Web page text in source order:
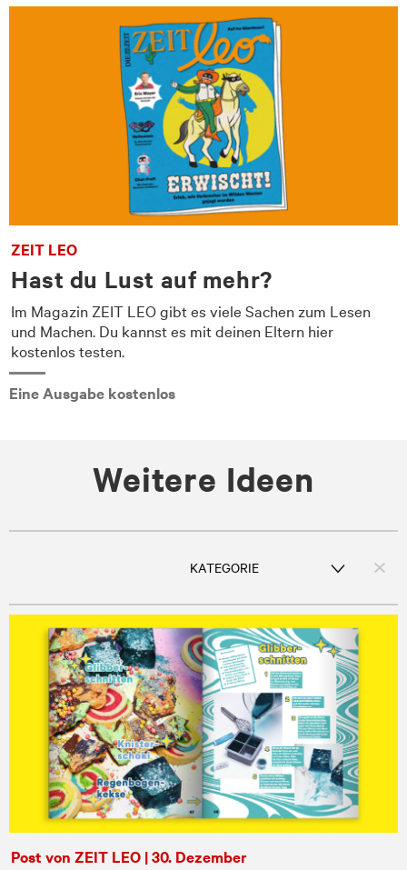
ZEIT LEO
Hast du Lust auf mehr?
Im Magazin ZEIT LEO gibt es viele Sachen zum Lesen
und Machen. Du kannst es mit deinen Eltern hier
kostenlos testen.
Eine Ausgabe kostenlos
Weitere Ideen
Post von ZEIT LEO | 30. Dezember